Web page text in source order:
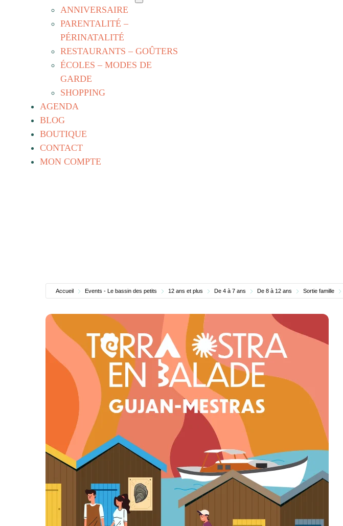
ANNIVERSAIRE
PARENTALITÉ –
PÉRINATALITÉ
RESTAURANTS – GOÛTERS
ÉCOLES – MODES DE
GARDE
SHOPPING
AGENDA
BLOG
BOUTIQUE
CONTACT
MON COMPTE
Accueil Events - Le bassin des petits 12 ans et plus De 4 à 7 ans De 8 à 12 ans Sortie famille